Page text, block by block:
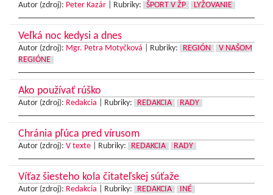
Autor (zdroj): Peter Kazár Rubriky: ŠPORT V ŽP LYŽOVANIE
Veľká noc kedysi a dnes
Autor (zdroj): Mgr. Petra Motyčková Rubriky: REGIÓN
V NAŠOM
REGIÓNE
Ako používať rúško
Autor (zdroj): Redakcia Rubriky: REDAKCIA RADY
Chránia pľúca pred vírusom
Autor (zdroj): V texte Rubriky: REDAKCIA RADY
Víťaz šiesteho kola čitateľskej súťaže
Autor (zdroj): Redakcia Rubriky: REDAKCIA INÉ